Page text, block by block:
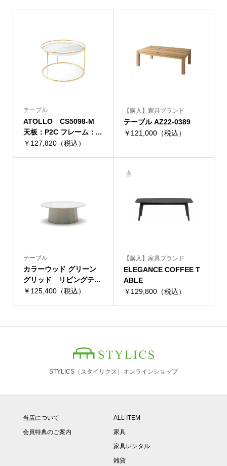
テーブル
ATOLLO CS5098-M
天板：P2C フレーム：...
￥127,820（税込）
【購入】家具ブランド
テーブル AZ22-0389
￥121,000（税込）
テーブル
カラーウッド グリーン
グリッド リビングテ...
￥125,400（税込）
【購入】家具ブランド
ELEGANCE COFFEE T
ABLE
￥129,800（税込）
STYLICS（スタイリクス）オンラインショップ
当店について
会員特典のご案内
ALL ITEM
家具
家具レンタル
雑貨